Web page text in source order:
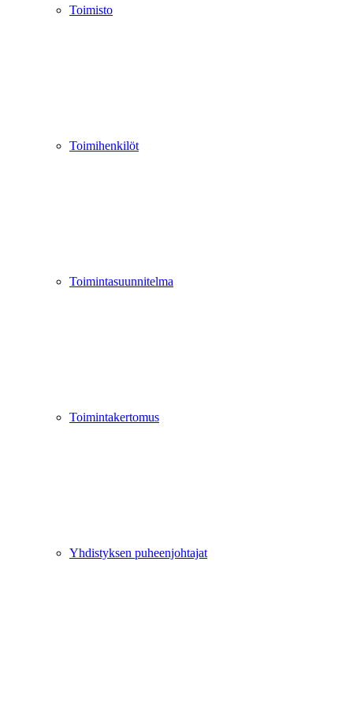
Toimisto
Toimihenkilöt
Toimintasuunnitelma
Toimintakertomus
Yhdistyksen puheenjohtajat